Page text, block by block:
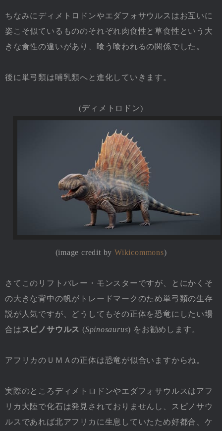
ちなみにディメトロドンやエダフォサウルスはお互いに
姿こそ似ているもののそれぞれ肉食性と草食性という大
きな食性の違いがあり、喰う喰われるの関係でした。
後に単弓類は哺乳類へと進化していきます。
(ディメトロドン)
(image credit by Wikicommons)
さてこのリフトバレー・モンスターですが、とにかくそ
の大きな背中の帆がトレードマークのため単弓類の生存
説が人気ですが、どうしてもその正体を恐竜にしたい場
合は スピノサウルス (Spinosaurus) をお勧めします。
アフリカのＵＭＡの正体は恐竜が似合いますからね。
実際のところディメトロドンやエダフォサウルスはアフ
リカ大陸で化石は発見されておりませんし、スピノサウ
ルスであれば北アフリカに生息していたため好都合、ケ